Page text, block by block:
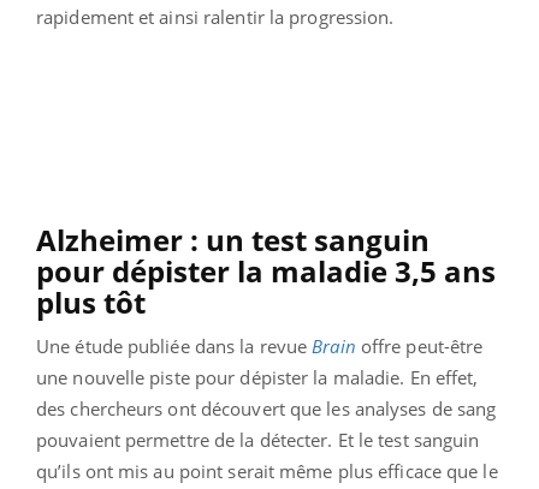
rapidement et ainsi ralentir la progression.
Alzheimer : un test sanguin
pour dépister la maladie 3,5 ans
plus tôt
Une étude publiée dans la revueBrain offre peut-être
une nouvelle piste pour dépister la maladie. En effet,
des chercheurs ont découvert que les analyses de sang
pouvaient permettre de la détecter. Et le test sanguin
qu’ils ont mis au point serait même plus efficace que le